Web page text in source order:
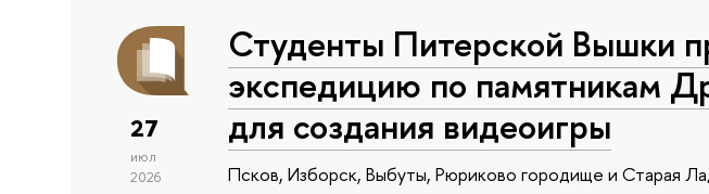
27
июл
2026
Студенты Питерской Вышки
экспедицию по памятникам
для создания видеоигры
Псков, Изборск, Выбуты, Рюриково городище и Старая